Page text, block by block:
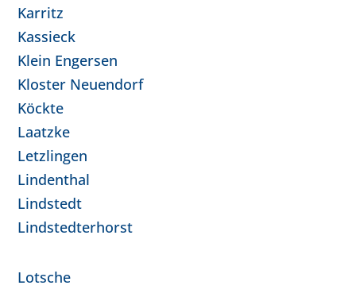
Karritz
Kassieck
Klein Engersen
Kloster Neuendorf
Köckte
Laatzke
Letzlingen
Lindenthal
Lindstedt
Lindstedterhorst
Lotsche